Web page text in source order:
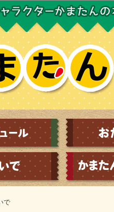
このページの本文へ移動
で